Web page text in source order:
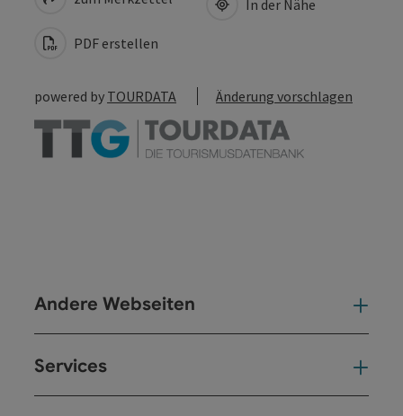
PDF erstellen
In der Nähe
powered by TOURDATA Änderung vorschlagen
Andere Webseiten
Services